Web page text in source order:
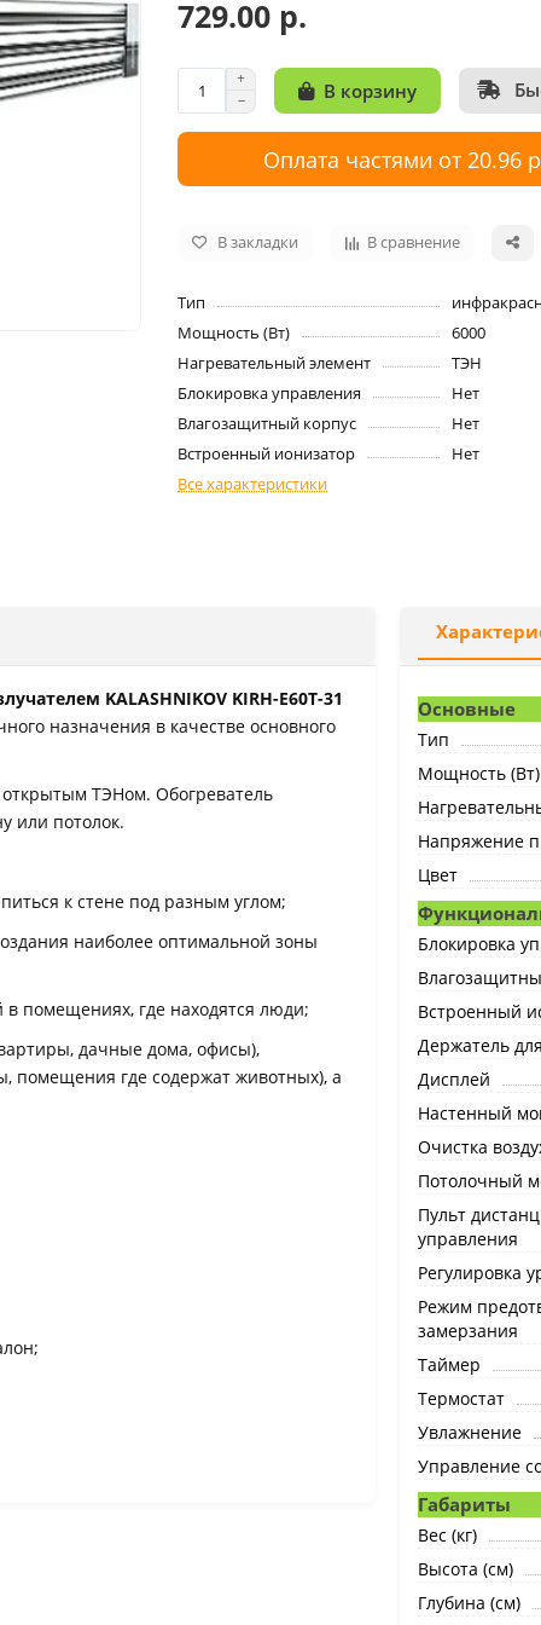
729.00 р.
В корзину
Оплата частями от 20.96
В закладки В сравнение
Тип
Мощность (Вт)
6000
Нагревательный элемент
ТЭН
Блокировка управления
Нет
Влагозащитный корпус
Нет
Встроенный ионизатор
Нет
Все характеристики
KALASHNIKOV KIRH-E60T-31
назначения в качестве основного
ТЭНом. Обогреватель
или потолок.
к стене под разным углом;
наиболее оптимальной зоны
помещениях, где находятся люди;
дачные дома, офисы),
помещения где содержат животных), а
Основные
Тип
Мощность (Вт)
Напряжение
Цвет
Блокировка
Встроенный
Держатель
Дисплей
Настенный
Очистка
Потолочный
Пульт
управления
Регулировка
Режим
замерзания
Таймер
Термостат
Увлажнение
Управление
Габариты
Вес (кг)
Высота (см)
Глубина (см)